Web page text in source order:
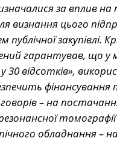
за вплив на
визнання цього
публічної закупівлі.
гарантував, що у
30 відсотків»,
фінансування
– на
обладнання –